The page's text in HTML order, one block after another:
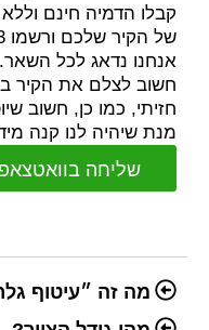
שליחה בוואטצאפ
קבלו הדמיה חינם
אנחנו נדאג לכל השאר.
חשוב לצלם את הקיר
חזיתי, כמו כן, חשוב
מנת שיהיה לנו קנה
מה זה ״עיטוף